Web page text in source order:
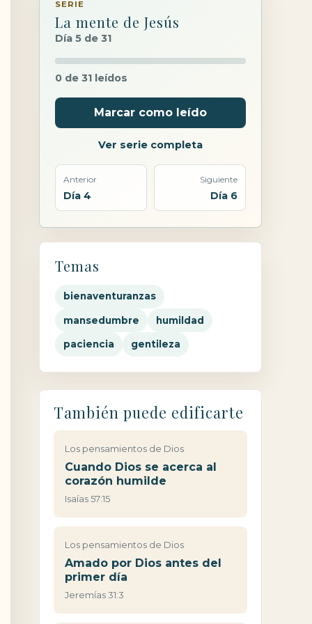
SERIE
La mente de Jesús
Día 5 de 31
0 de 31 leídos
Marcar como leído
Ver serie completa
Anterior
Día 4
Siguiente
Día 6
Temas
bienaventuranzas
mansedumbre humildad
paciencia gentileza
También puede edificarte
Los pensamientos de Dios
Cuando Dios se acerca al
corazón humilde
Isaías 57:15
Los pensamientos de Dios
Amado por Dios antes del
primer día
Jeremías 31:3